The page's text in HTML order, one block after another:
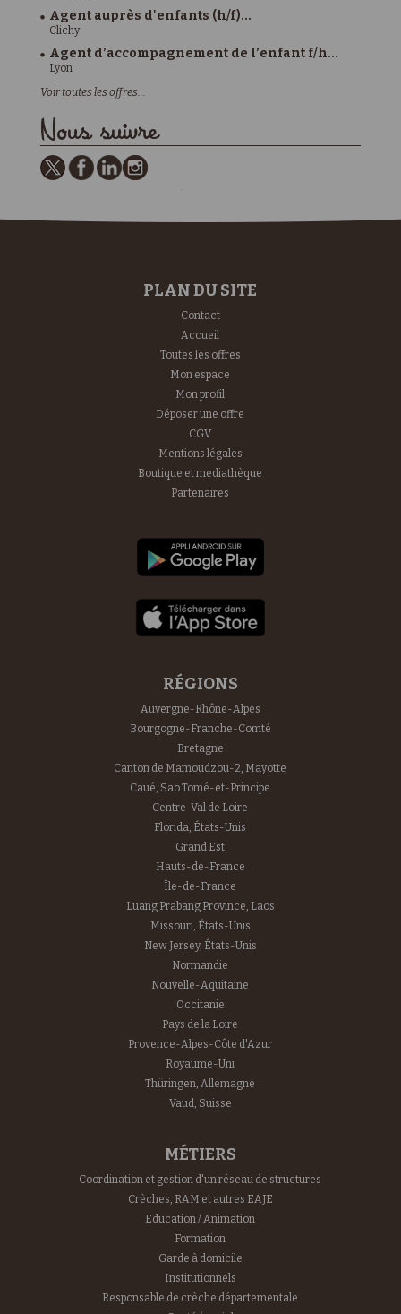
Agent auprès d'enfants (h/f)...
Clichy
Agent d’accompagnement de l’enfant f/h...
Lyon
Voir toutes les offres...
Nous suivre
PLAN DU SITE
Contact
Accueil
Toutes les offres
Mon espace
Mon profil
Déposer une offre
CGV
Mentions légales
Boutique et mediathèque
Partenaires
RÉGIONS
Auvergne-Rhône-Alpes
Bourgogne-Franche-Comté
Bretagne
Canton de Mamoudzou-2, Mayotte
Caué, Sao Tomé-et-Principe
Centre-Val de Loire
Florida, États-Unis
Grand Est
Hauts-de-France
Île-de-France
Luang Prabang Province, Laos
Missouri, États-Unis
New Jersey, États-Unis
Normandie
Nouvelle-Aquitaine
Occitanie
Pays de la Loire
Provence-Alpes-Côte d'Azur
Royaume-Uni
Thüringen, Allemagne
Vaud, Suisse
MÉTIERS
Coordination et gestion d'un réseau de structures
Crèches, RAM et autres EAJE
Education / Animation
Formation
Garde à domicile
Institutionnels
Responsable de crèche départementale